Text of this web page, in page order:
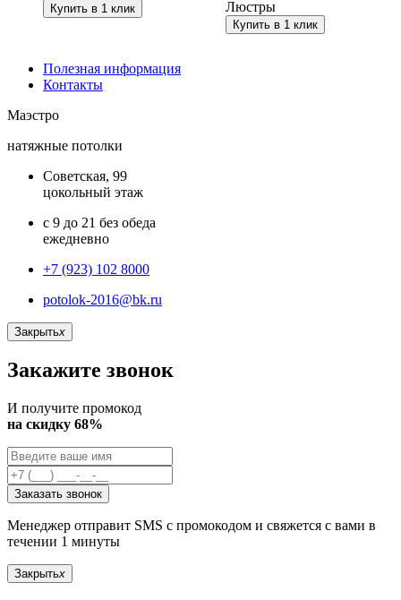
Купить в 1 клик Люстры
Купить в 1 клик
Полезная информация
Контакты
Маэстро
натяжные потолки
Советская, 99
цокольный этаж
с 9 до 21 без обеда
ежедневно
+7 (923) 102 8000
potolok-2016@bk.ru
Закрытьx
Закажите звонок
И получите промокод
на скидку 68%
Заказать звонок
Менеджер отправит SMS с промокодом и свяжется с вами в
течении 1 минуты
Закрытьx